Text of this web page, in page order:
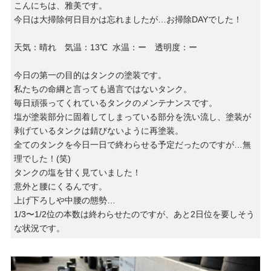
こんにちは、雅美です。
今日は大掃除何日目かは忘れましたが…お掃除DAYでした！
天気：晴れ 気温：13℃ 水温：ー 透明度：ー
今日の第一の目的はタンクの塗装です。
私たちの命綱と言っても過言ではないタンク。
毎日頑張ってくれているタンクのメンテナンスです。
塩が塗装部分に固着してしまっている部分を洗い流し、塗装が
剥げているタンクは錆びないように再塗装。
全てのタンクを今日一日で終わらせる予定だったのですが…無
理でした！(笑)
タンクの塩を甘く見ていました！
意外と腰にくるんです。
上げ下ろしや中腰の態勢…
1/3〜1/2位の本数は終わらせたのですが、あと2日位を要しそう
な状況です。